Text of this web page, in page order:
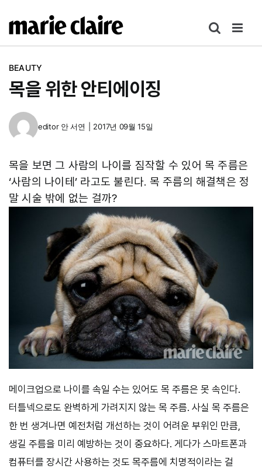
텐
BEAUTY
목을 위한 안티에이징
editor 안 서연 2017년 09월 15일
목을 보면 그 사람의 나이를 짐작할 수 있어 목 주름은
‘사람의 나이테’ 라고도 불린다. 목 주름의 해결책은 정
말 시술 밖에 없는 걸까?
메이크업으로 나이를 속일 수는 있어도 목 주름은 못 속인다.
터틀넥으로도 완벽하게 가려지지 않는 목 주름. 사실 목 주름은
한 번 생겨나면 예전처럼 개선하는 것이 어려운 부위인 만큼,
생길 주름을 미리 예방하는 것이 중요하다. 게다가 스마트폰과
컴퓨터를 장시간 사용하는 것도 목주름에 치명적이라는 걸